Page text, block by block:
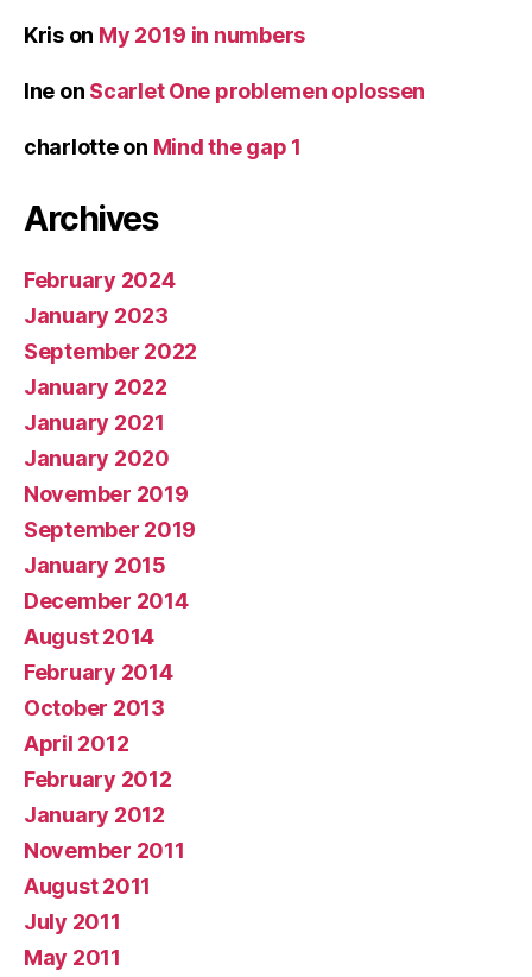
Krison My 2019 in numbers
Ine on Scarlet One problemen oplossen
charlotteon Mind the gap 1
Archives
February 2024
January 2023
September 2022
January 2022
January 2021
January 2020
November 2019
September 2019
January 2015
December 2014
August 2014
February 2014
October 2013
April 2012
February 2012
January 2012
November 2011
August 2011
July 2011
May 2011